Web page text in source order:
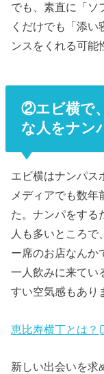
でも、素直に「ソ
くだけでも「添い
ンスをくれる可能
②エビ横で
な人をナン
エビ横はナンパス
メディアでも数年
た。ナンパをする
人も多いところで
ー席のお店なんか
一人飲みに来てい
すい空気感もあり
恵比寿横丁とは？
新しい出会いを求